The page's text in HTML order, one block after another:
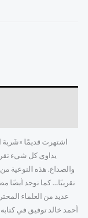
اشتهرت قديمًا «شَربة
يداوي كل شيء
والصداع. هذه النوعية
تقريبًا… كما توجد أيضًا
عديد من العلماء
أحمد خالد توفيق في